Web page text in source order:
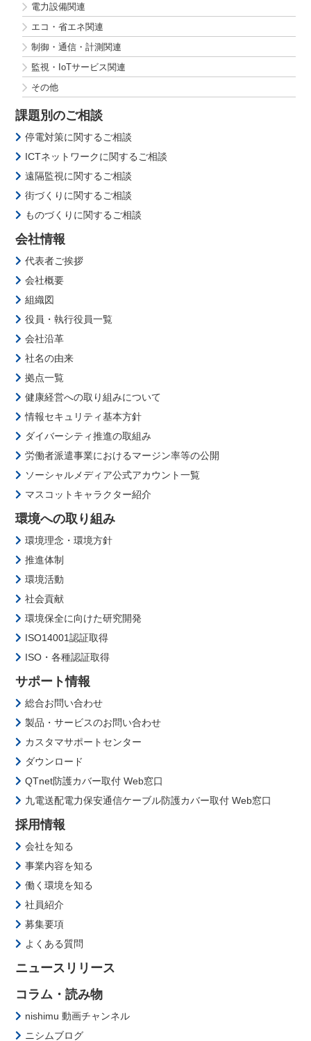
電力設備関連
エコ・省エネ関連
制御・通信・計測関連
監視・IoTサービス関連
その他
課題別のご相談
停電対策に関するご相談
ICTネットワークに関するご相談
遠隔監視に関するご相談
街づくりに関するご相談
ものづくりに関するご相談
会社情報
代表者ご挨拶
会社概要
組織図
役員・執行役員一覧
会社沿革
社名の由来
拠点一覧
健康経営への取り組みについて
情報セキュリティ基本方針
ダイバーシティ推進の取組み
労働者派遣事業におけるマージン率等の公開
ソーシャルメディア公式アカウント一覧
マスコットキャラクター紹介
環境への取り組み
環境理念・環境方針
推進体制
環境活動
社会貢献
環境保全に向けた研究開発
ISO14001認証取得
ISO・各種認証取得
サポート情報
総合お問い合わせ
製品・サービスのお問い合わせ
カスタマサポートセンター
ダウンロード
QTnet防護カバー取付 Web窓口
九電送配電力保安通信ケーブル防護カバー取付 Web窓口
採用情報
会社を知る
事業内容を知る
働く環境を知る
社員紹介
募集要項
よくある質問
ニュースリリース
コラム・読み物
nishimu 動画チャンネル
ニシムブログ